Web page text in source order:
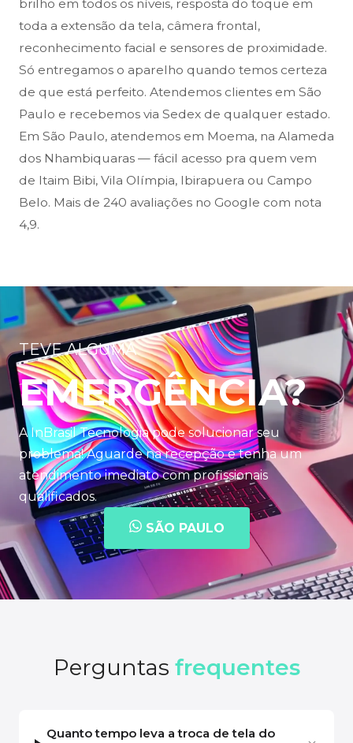
brilho em todos os níveis, resposta do toque em
toda a extensão da tela, câmera frontal,
reconhecimento facial e sensores de proximidade.
Só entregamos o aparelho quando temos certeza
de que está perfeito. Atendemos clientes em São
Paulo e recebemos via Sedex de qualquer estado.
Em São Paulo, atendemos em Moema, na Alameda
dos Nhambiquaras — fácil acesso pra quem vem
de Itaim Bibi, Vila Olímpia, Ibirapuera ou Campo
Belo. Mais de 240 avaliações no Google com nota
4,9.
TEVE ALGUMA
EMERGÊNCIA?
A InBrasil Tecnologia pode solucionar seu
problema! Aguarde na recepção e tenha um
atendimento imediato com profissionais
qualificados.
SÃO PAULO
Perguntas frequentes
Quanto tempo leva a troca de tela do